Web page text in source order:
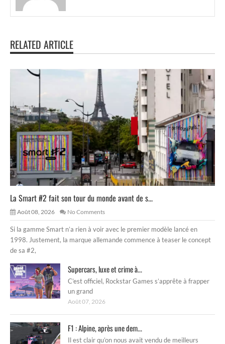
RELATED ARTICLE
La Smart #2 fait son tour du monde avant de s...
Août 08, 2026 No Comments
Si la gamme Smart n’a rien à voir avec le premier modèle lancé en
1998. Justement, la marque allemande commence à teaser le concept
de sa #2,
Supercars, luxe et crime à...
C’est officiel, Rockstar Games s’apprête à frapper
un grand
Août 07, 2026
F1 : Alpine, après une dem...
Il est clair qu’on nous avait vendu de meilleurs